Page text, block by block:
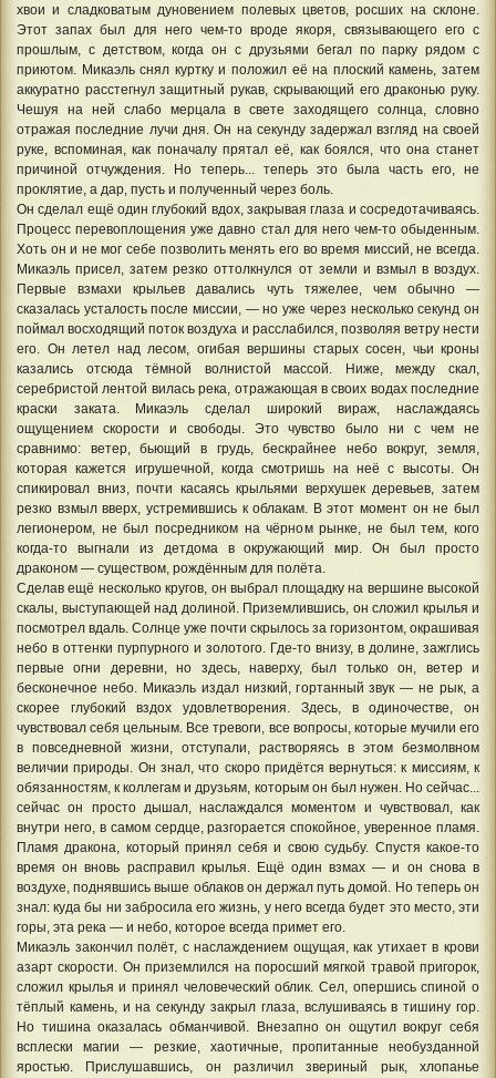
хвои и сладковатым дуновением полевых цветов, росших на склоне.
Этот запах был для него чем-то вроде якоря, связывающего его с
прошлым, с детством, когда он с друзьями бегал по парку рядом с
приютом. Микаэль снял куртку и положил её на плоский камень, затем
аккуратно расстегнул защитный рукав, скрывающий его драконью руку.
Чешуя на ней слабо мерцала в свете заходящего солнца, словно
отражая последние лучи дня. Он на секунду задержал взгляд на своей
руке, вспоминая, как поначалу прятал её, как боялся, что она станет
причиной отчуждения. Но теперь... теперь это была часть его, не
проклятие, а дар, пусть и полученный через боль.
Он сделал ещё один глубокий вдох, закрывая глаза и сосредотачиваясь.
Процесс перевоплощения уже давно стал для него чем-то обыденным.
Хоть он и не мог себе позволить менять его во время миссий, не всегда.
Микаэль присел, затем резко оттолкнулся от земли и взмыл в воздух.
Первые взмахи крыльев давались чуть тяжелее, чем обычно —
сказалась усталость после миссии, — но уже через несколько секунд он
поймал восходящий поток воздуха и расслабился, позволяя ветру нести
его. Он летел над лесом, огибая вершины старых сосен, чьи кроны
казались отсюда тёмной волнистой массой. Ниже, между скал,
серебристой лентой вилась река, отражающая в своих водах последние
краски заката. Микаэль сделал широкий вираж, наслаждаясь
ощущением скорости и свободы. Это чувство было ни с чем не
сравнимо: ветер, бьющий в грудь, бескрайнее небо вокруг, земля,
которая кажется игрушечной, когда смотришь на неё с высоты. Он
спикировал вниз, почти касаясь крыльями верхушек деревьев, затем
резко взмыл вверх, устремившись к облакам. В этот момент он не был
легионером, не был посредником на чёрном рынке, не был тем, кого
когда-то выгнали из детдома в окружающий мир. Он был просто
драконом — существом, рождённым для полёта.
Сделав ещё несколько кругов, он выбрал площадку на вершине высокой
скалы, выступающей над долиной. Приземлившись, он сложил крылья и
посмотрел вдаль. Солнце уже почти скрылось за горизонтом, окрашивая
небо в оттенки пурпурного и золотого. Где-то внизу, в долине, зажглись
первые огни деревни, но здесь, наверху, был только он, ветер и
бесконечное небо. Микаэль издал низкий, гортанный звук — не рык, а
скорее глубокий вздох удовлетворения. Здесь, в одиночестве, он
чувствовал себя цельным. Все тревоги, все вопросы, которые мучили его
в повседневной жизни, отступали, растворяясь в этом безмолвном
величии природы. Он знал, что скоро придётся вернуться: к миссиям, к
обязанностям, к коллегам и друзьям, которым он был нужен. Но сейчас...
сейчас он просто дышал, наслаждался моментом и чувствовал, как
внутри него, в самом сердце, разгорается спокойное, уверенное пламя.
Пламя дракона, который принял себя и свою судьбу. Спустя какое-то
время он вновь расправил крылья. Ещё один взмах — и он снова в
воздухе, поднявшись выше облаков он держал путь домой. Но теперь он
знал: куда бы ни забросила его жизнь, у него всегда будет это место, эти
горы, эта река — и небо, которое всегда примет его.
Микаэль закончил полёт, с наслаждением ощущая, как утихает в крови
азарт скорости. Он приземлился на поросший мягкой травой пригорок,
сложил крылья и принял человеческий облик. Сел, опершись спиной о
тёплый камень, и на секунду закрыл глаза, вслушиваясь в тишину гор.
Но тишина оказалась обманчивой. Внезапно он ощутил вокруг себя
всплески магии — резкие, хаотичные, пропитанные необузданной
яростью. Прислушавшись, он различил звериный рык, хлопанье